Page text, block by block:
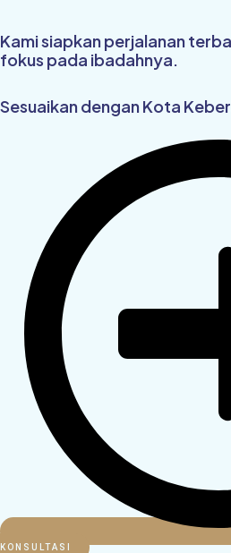
Kami siapkan perjalanan
fokus pada ibadahnya.
Sesuaikan dengan Kota
KONSULTASI